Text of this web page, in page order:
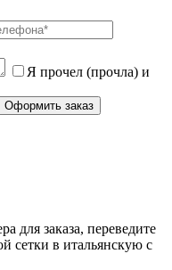
Я прочел (прочла) и
Оформить заказ
для заказа, переведите
сетки в итальянскую с